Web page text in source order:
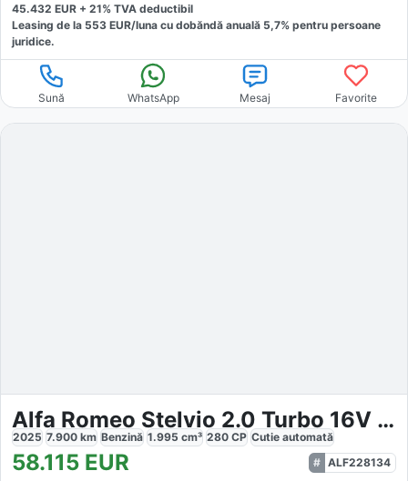
45.432 EUR + 21% TVA deductibil
Leasing de la 553 EUR/luna cu dobăndă anuală 5,7% pentru persoane
juridice.
Sună WhatsApp Mesaj Favorite
Alfa Romeo Stelvio 2.0 Turbo 16V AT8-Q4 Veloce
2025 7.900 km Benzină 1.995 cm³ 280 CP Cutie automată
58.115 EUR
ALF228134